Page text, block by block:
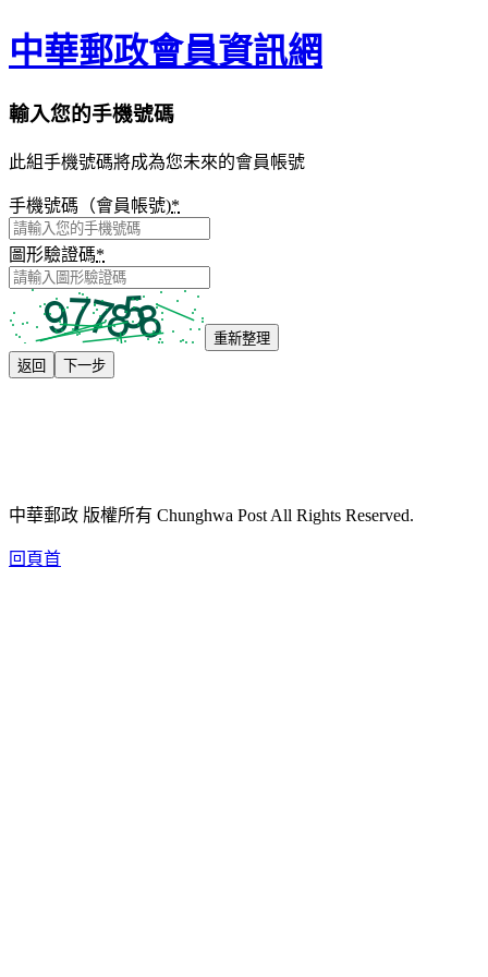
中華郵政會員資訊網
輸入您的手機號碼
此組手機號碼將成為您未來的會員帳號
手機號碼（會員帳號)*
圖形驗證碼*
重新整理
返回
下一步
中華郵政 版權所有 Chunghwa Post All Rights Reserved.
回頁首